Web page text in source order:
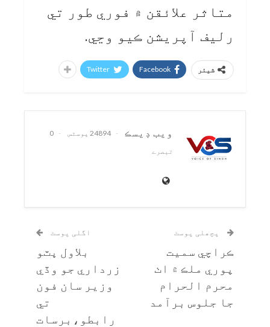
متاثر علائقن ۾ فوري طور تي
رليف آپريشن ڪيو وڃي.
شیئر Facebook
Twitter
ويب ڊيسڪ 24894 پوسٹس
0
تبصرے
پچھلی پوسٹ
ڪراچي سميت
پوري ملڪ ۾ اٺ
محرم الحرام
جا جلوس برآمد
اگلی پوسٹ
بلاول ڀٽو
زرداري جو وڏي
وزير سان فون
تي
رابطو،برسات